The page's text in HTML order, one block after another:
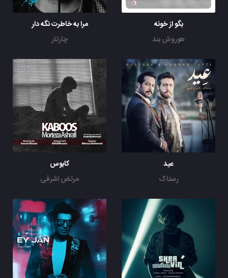
بگو از خونه
هوروش بند
مرا به خاطرت نگه دار
چارتار
عید
رستاک
کابوس
مرتض اشرفی